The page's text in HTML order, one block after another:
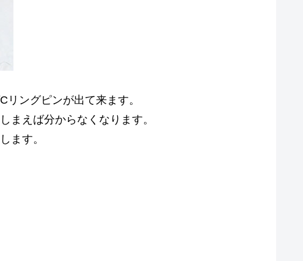
ングピンが出て来ます。
まえば分からなくなります。
ます。